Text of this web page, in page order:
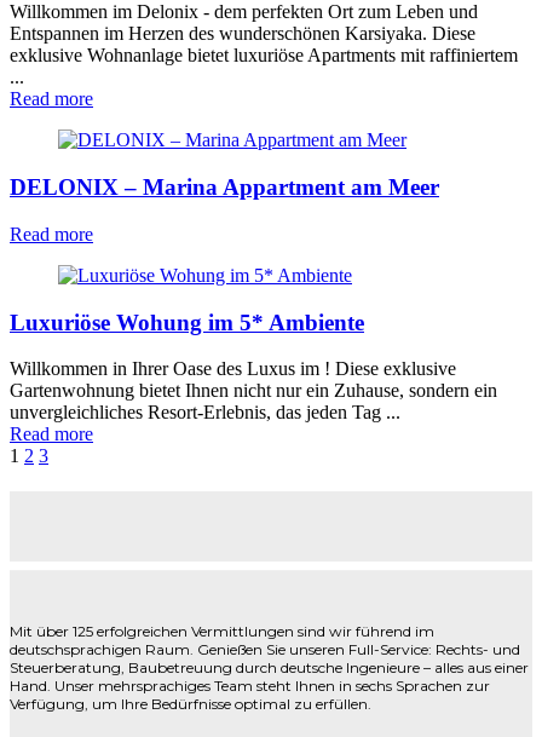
Willkommen im Delonix - dem perfekten Ort zum Leben und
Entspannen im Herzen des wunderschönen Karsiyaka. Diese
exklusive Wohnanlage bietet luxuriöse Apartments mit raffiniertem
...
Read more
DELONIX – Marina Appartment am Meer
Read more
Luxuriöse Wohung im 5* Ambiente
Willkommen in Ihrer Oase des Luxus im ! Diese exklusive
Gartenwohnung bietet Ihnen nicht nur ein Zuhause, sondern ein
unvergleichliches Resort-Erlebnis, das jeden Tag ...
Read more
Posts
1 2 3
Mit über 125 erfolgreichen Vermittlungen sind wir führend im
deutschsprachigen Raum. Genießen Sie unseren Full-Service: Rechts- und
Steuerberatung, Baubetreuung durch deutsche Ingenieure – alles aus einer
Hand. Unser mehrsprachiges Team steht Ihnen in sechs Sprachen zur
Verfügung, um Ihre Bedürfnisse optimal zu erfüllen.